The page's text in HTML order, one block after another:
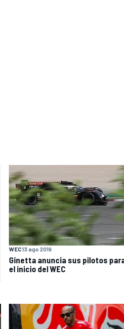
WEC13 ago 2019
Ginetta anuncia sus pilotos
el inicio del WEC